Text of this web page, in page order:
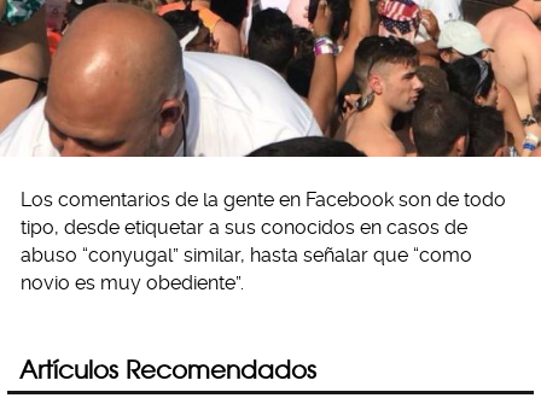
Los comentarios de la gente en Facebook son de todo
tipo, desde etiquetar a sus conocidos en casos de
abuso “conyugal” similar, hasta señalar que “como
novio es muy obediente”.
Artículos Recomendados